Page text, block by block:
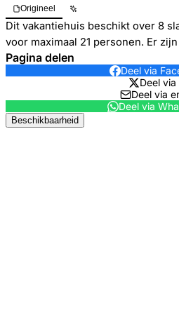
Origineel
Dit vakantiehuis beschikt over 8
voor maximaal 21 personen. Er
Pagina delen
Deel via
Deel via
Deel via
Deel via
Beschikbaarheid